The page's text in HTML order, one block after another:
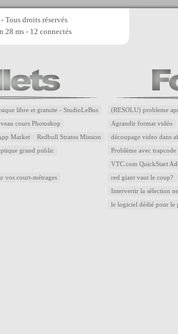
Tous droits réservés
28 ms - 12 connectés
libre et gratuite - StudioLeBus
cours Photoshop
Market Redbull Stratos Mission
grand public
vos court-métrages
(RESOLU) probleme
Agrandir format vidéo
découpage video dans
Problème avec
VTC.com QuickStart
red giant vaut le coup?
Intervertir la sélection
le logiciel dédié pour le